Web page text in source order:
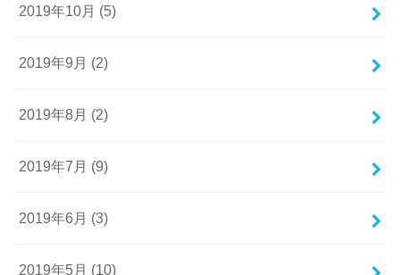
2019年10月 (5)
2019年9月 (2)
2019年8月 (2)
2019年7月 (9)
2019年6月 (3)
2019年5月 (10)